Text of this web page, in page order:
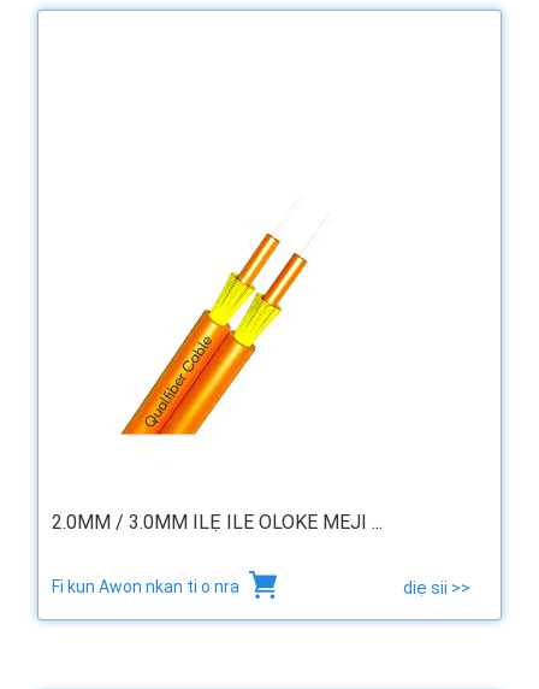
2.0MM / 3.0MM ILẸ ILE OLOKE MEJI ...
Fi kun Awon nkan ti o nra diẹ sii >>